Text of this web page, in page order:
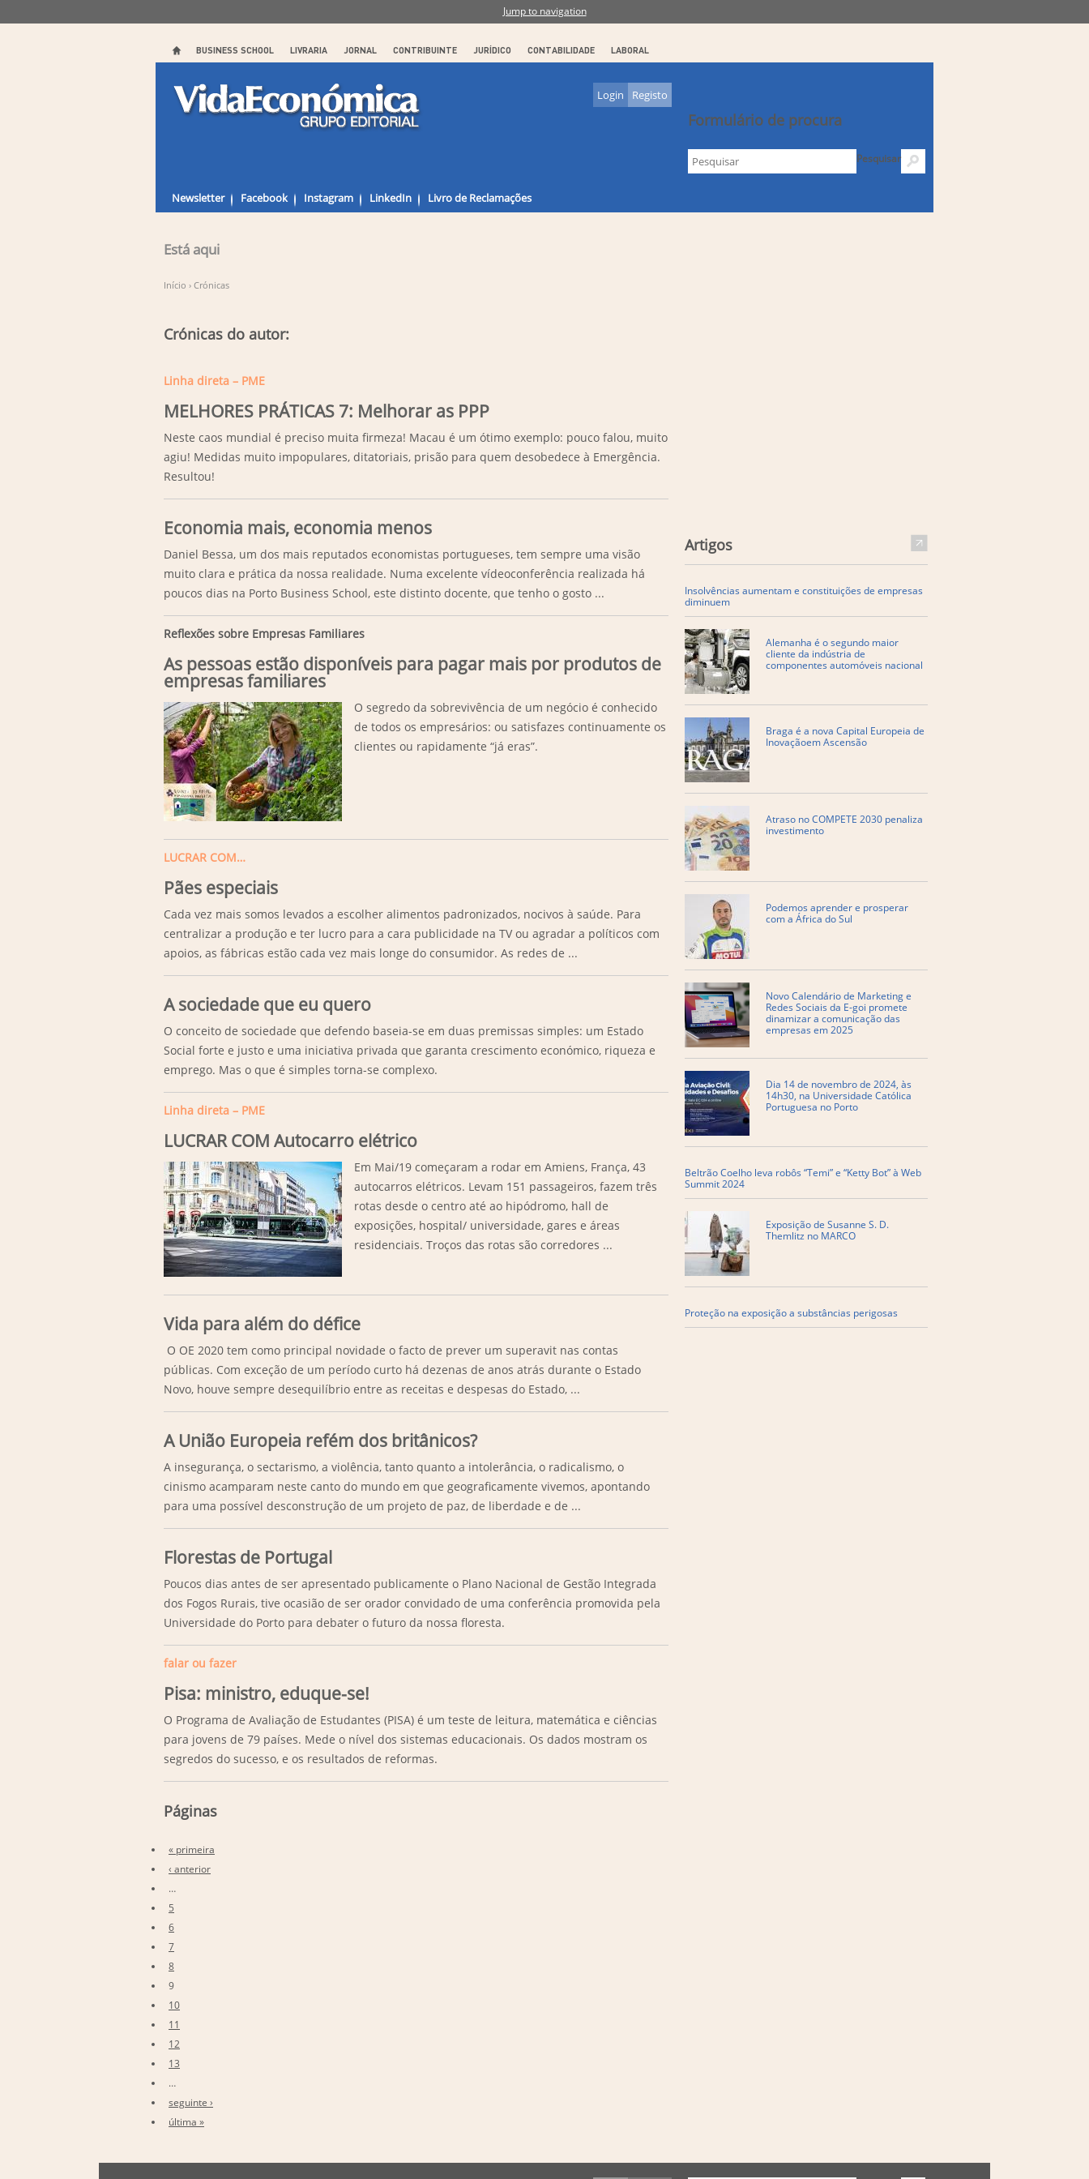
Jump to navigation
BUSINESS SCHOOL LIVRARIA JORNAL CONTRIBUINTE JURÍDICO CONTABILIDADE LABORAL
Formulário de procura
Pesquisar
Login Registo
Newsletter Facebook Instagram LinkedIn Livro de Reclamações
Está aqui
Início › Crónicas
Crónicas do autor:
Linha direta – PME
MELHORES PRÁTICAS 7: Melhorar as PPP
Neste caos mundial é preciso muita firmeza! Macau é um ótimo exemplo: pouco falou, muito
agiu! Medidas muito impopulares, ditatoriais, prisão para quem desobedece à Emergência.
Resultou!
Economia mais, economia menos
Daniel Bessa, um dos mais reputados economistas portugueses, tem sempre uma visão
muito clara e prática da nossa realidade. Numa excelente vídeoconferência realizada há
poucos dias na Porto Business School, este distinto docente, que tenho o gosto ...
Reflexões sobre Empresas Familiares
As pessoas estão disponíveis para pagar mais por produtos de
empresas familiares
O segredo da sobrevivência de um negócio é conhecido
de todos os empresários: ou satisfazes continuamente os
clientes ou rapidamente “já eras”.
LUCRAR COM…
Pães especiais
Cada vez mais somos levados a escolher alimentos padronizados, nocivos à saúde. Para
centralizar a produção e ter lucro para a cara publicidade na TV ou agradar a políticos com
apoios, as fábricas estão cada vez mais longe do consumidor. As redes de ...
A sociedade que eu quero
O conceito de sociedade que defendo baseia-se em duas premissas simples: um Estado
Social forte e justo e uma iniciativa privada que garanta crescimento económico, riqueza e
emprego. Mas o que é simples torna-se complexo.
Linha direta – PME
LUCRAR COM Autocarro elétrico
Em Mai/19 começaram a rodar em Amiens, França, 43
autocarros elétricos. Levam 151 passageiros, fazem três
rotas desde o centro até ao hipódromo, hall de
exposições, hospital/ universidade, gares e áreas
residenciais. Troços das rotas são corredores ...
Vida para além do défice
O OE 2020 tem como principal novidade o facto de prever um superavit nas contas
públicas. Com exceção de um período curto há dezenas de anos atrás durante o Estado
Novo, houve sempre desequilíbrio entre as receitas e despesas do Estado, ...
A União Europeia refém dos britânicos?
A insegurança, o sectarismo, a violência, tanto quanto a intolerância, o radicalismo, o
cinismo acamparam neste canto do mundo em que geograﬁcamente vivemos, apontando
para uma possível desconstrução de um projeto de paz, de liberdade e de ...
Florestas de Portugal
Poucos dias antes de ser apresentado publicamente o Plano Nacional de Gestão Integrada
dos Fogos Rurais, tive ocasião de ser orador convidado de uma conferência promovida pela
Universidade do Porto para debater o futuro da nossa floresta.
falar ou fazer
Pisa: ministro, eduque-se!
O Programa de Avaliação de Estudantes (PISA) é um teste de leitura, matemática e ciências
para jovens de 79 países. Mede o nível dos sistemas educacionais. Os dados mostram os
segredos do sucesso, e os resultados de reformas.
Páginas
« primeira
‹ anterior
…
5
6
7
8
9
10
11
12
13
…
seguinte ›
última »
Artigos
Insolvências aumentam e constituições de empresas
diminuem
Alemanha é o segundo maior
cliente da indústria de
componentes automóveis nacional
Braga é a nova Capital Europeia de
Inovaçãoem Ascensão
Atraso no COMPETE 2030 penaliza
investimento
Podemos aprender e prosperar
com a África do Sul
​Novo Calendário de Marketing e
Redes Sociais da E-goi promete
dinamizar a comunicação das
empresas em 2025
Dia 14 de novembro de 2024, às
14h30, na Universidade Católica
Portuguesa no Porto
Beltrão Coelho leva robôs “Temi” e “Ketty Bot” à Web
Summit 2024
Exposição de Susanne S. D.
Themlitz no MARCO
Proteção na exposição a substâncias perigosas